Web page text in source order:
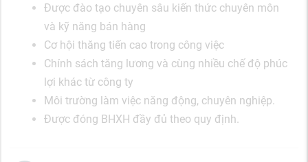
Được đào tạo chuyên sâu kiến thức chuyên môn
và kỹ năng bán hàng
Cơ hội thăng tiến cao trong công việc
Chính sách tăng lương và cùng nhiều chế độ phúc
lợi khác từ công ty
Môi trường làm việc năng động, chuyên nghiệp.
Được đóng BHXH đầy đủ theo quy định.